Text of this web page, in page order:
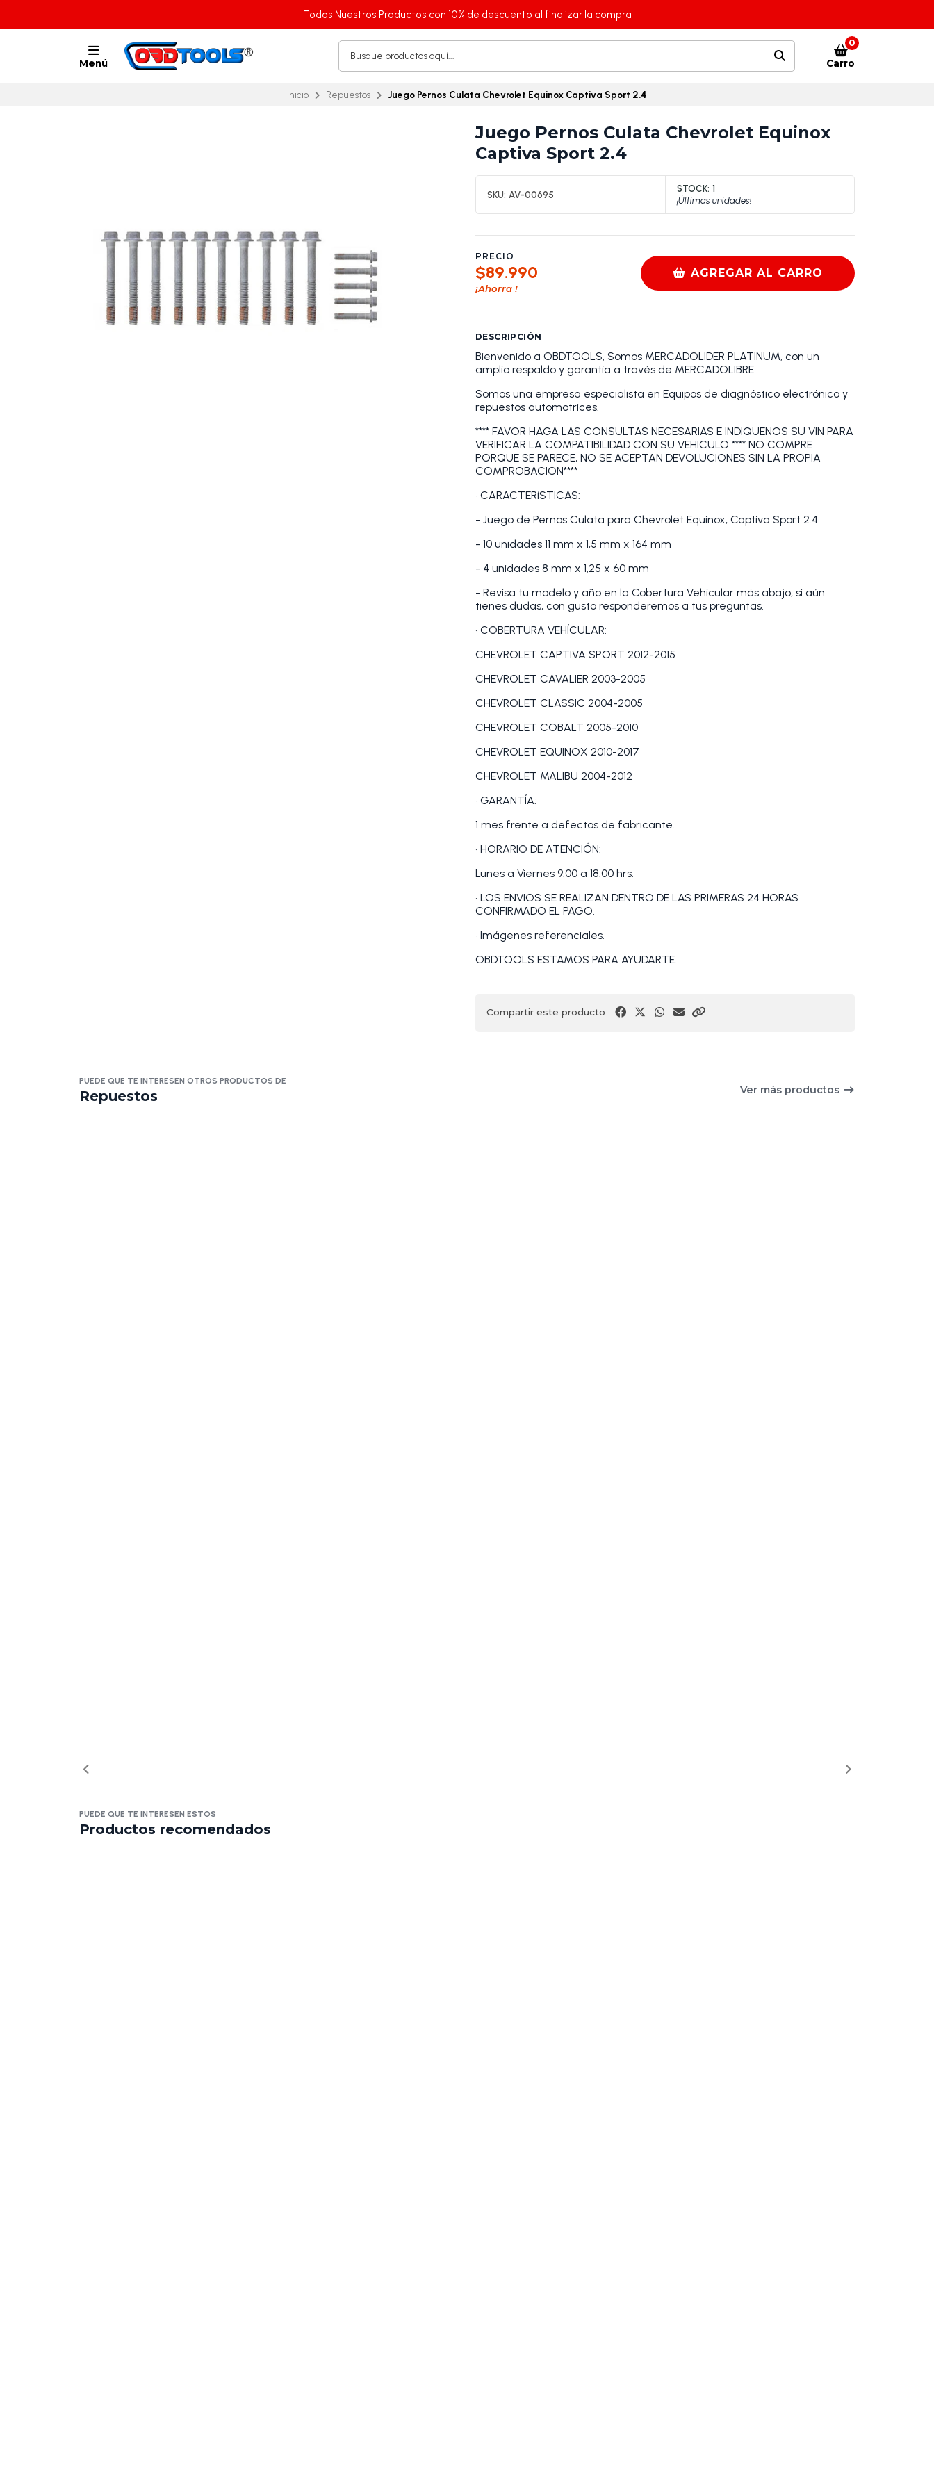
Todos Nuestros Productos con 10% de descuento al finalizar la compra
Menú
0
Carro
Inicio Repuestos Juego Pernos Culata Chevrolet Equinox Captiva Sport 2.4
Juego Pernos Culata Chevrolet Equinox
Captiva Sport 2.4
SKU: AV-00695
STOCK: 1
¡Últimas unidades!
PRECIO
$89.990
¡Ahorra !
AGREGAR AL CARRO
DESCRIPCIÓN
Bienvenido a OBDTOOLS, Somos MERCADOLIDER PLATINUM, con un
amplio respaldo y garantía a través de MERCADOLIBRE.
Somos una empresa especialista en Equipos de diagnóstico electrónico y
repuestos automotrices.
**** FAVOR HAGA LAS CONSULTAS NECESARIAS E INDIQUENOS SU VIN PARA
VERIFICAR LA COMPATIBILIDAD CON SU VEHICULO **** NO COMPRE
PORQUE SE PARECE, NO SE ACEPTAN DEVOLUCIONES SIN LA PROPIA
COMPROBACION****
• CARACTERíSTICAS:
- Juego de Pernos Culata para Chevrolet Equinox, Captiva Sport 2.4
- 10 unidades 11 mm x 1,5 mm x 164 mm
- 4 unidades 8 mm x 1,25 x 60 mm
- Revisa tu modelo y año en la Cobertura Vehicular más abajo, si aún
tienes dudas, con gusto responderemos a tus preguntas.
• COBERTURA VEHÍCULAR:
CHEVROLET CAPTIVA SPORT 2012-2015
CHEVROLET CAVALIER 2003-2005
CHEVROLET CLASSIC 2004-2005
CHEVROLET COBALT 2005-2010
CHEVROLET EQUINOX 2010-2017
CHEVROLET MALIBU 2004-2012
• GARANTÍA:
1 mes frente a defectos de fabricante.
• HORARIO DE ATENCIÓN:
Lunes a Viernes 9:00 a 18:00 hrs.
• LOS ENVIOS SE REALIZAN DENTRO DE LAS PRIMERAS 24 HORAS
CONFIRMADO EL PAGO.
• Imágenes referenciales.
OBDTOOLS ESTAMOS PARA AYUDARTE.
Compartir este producto
PUEDE QUE TE INTERESEN OTROS PRODUCTOS DE
Repuestos Ver más productos
PUEDE QUE TE INTERESEN ESTOS
Productos recomendados